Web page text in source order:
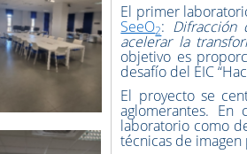
El primer
SeeO2: Difracción
acelerar la
objetivo es
desafío del EIC
El proyecto se
aglomerantes.
laboratorio como
técnicas de imagen